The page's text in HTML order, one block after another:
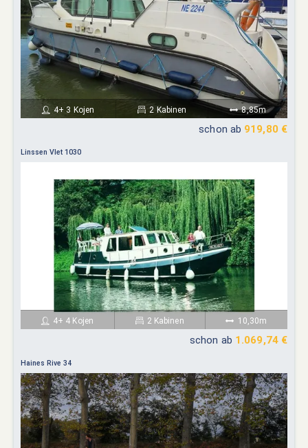
4+ 3 Kojen 2 Kabinen 8,85m
schon ab 919,80 €
Linssen Vlet 1030
4+ 4 Kojen 2 Kabinen 10,30m
schon ab 1.069,74 €
Haines Rive 34